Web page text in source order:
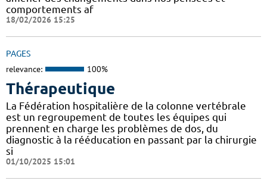
comportements af
18/02/2026 15:25
PAGES
relevance: 100%
Thérapeutique
La Fédération hospitalière de la colonne vertébrale
est un regroupement de toutes les équipes qui
prennent en charge les problèmes de dos, du
diagnostic à la rééducation en passant par la chirurgie
si
01/10/2025 15:01